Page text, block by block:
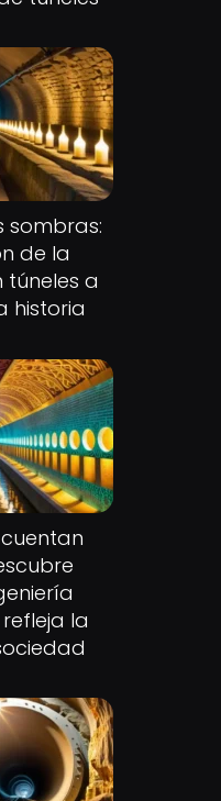
sombras:
de la
túneles a
historia
la